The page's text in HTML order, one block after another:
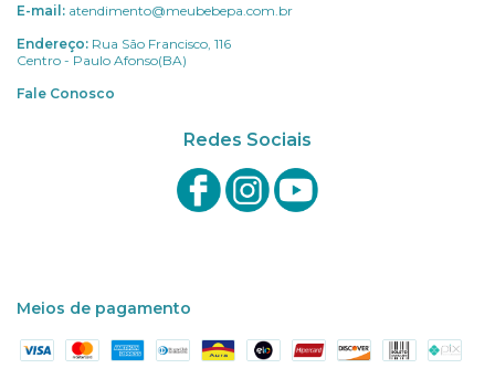
E-mail: atendimento@meubebepa.com.br
Endereço: Rua São Francisco, 116
Centro - Paulo Afonso(BA)
Fale Conosco
Redes Sociais
Meios de pagamento